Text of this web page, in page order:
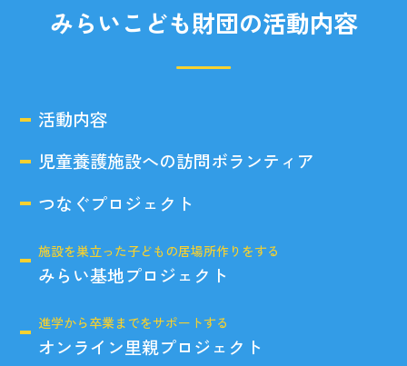
みらいこども財団の活動内容
活動内容
児童養護施設への訪問ボランティア
つなぐプロジェクト
施設を巣立った子どもの居場所作りをする
みらい基地プロジェクト
進学から卒業までをサポートする
オンライン里親プロジェクト